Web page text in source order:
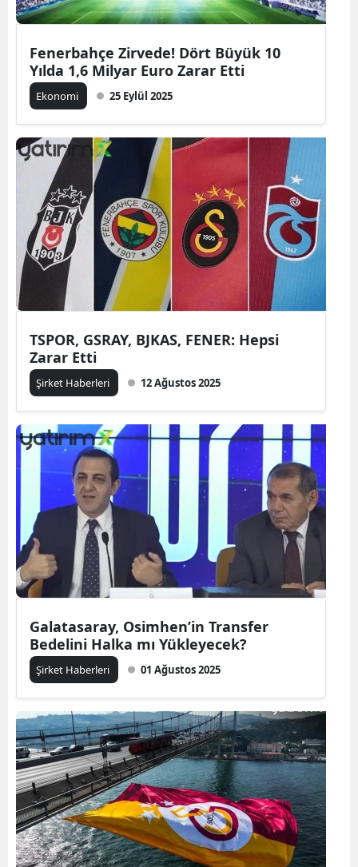
Fenerbahçe Zirvede! Dört Büyük 10
Yılda 1,6 Milyar Euro Zarar Etti
Ekonomi 25 Eylül 2025
TSPOR, GSRAY, BJKAS, FENER: Hepsi
Zarar Etti
Şirket Haberleri 12 Ağustos 2025
Galatasaray, Osimhen’in Transfer
Bedelini Halka mı Yükleyecek?
Şirket Haberleri 01 Ağustos 2025